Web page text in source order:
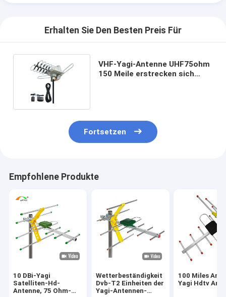
Erhalten Sie Den Besten Preis Für
VHF-Yagi-Antenne UHF75ohm
150 Meile erstrecken sich
Fortsetzen
Empfohlene Produkte
10 DBi-Yagi
Satelliten-Hd-
Antenne, 75 Ohm-
Wetterbeständigkeit
Dvb-T2 Einheiten der
Yagi-Antennen-
100 Miles
Yagi Hdtv